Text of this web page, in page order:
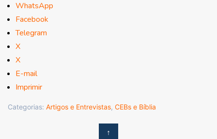
WhatsApp
Facebook
Telegram
X
X
E-mail
Imprimir
Categorias: Artigos e Entrevistas, CEBs e Bíblia
↑